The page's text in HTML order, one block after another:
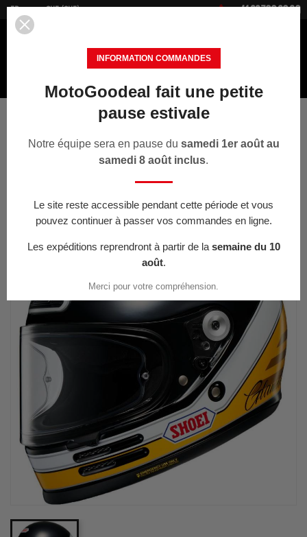
FR CHF (CHF) +41 22 700 20 30
-10%
INFORMATION COMMANDES
MotoGoodeal fait une petite
pause estivale
Notre équipe sera en pause du samedi 1er août au
samedi 8 août inclus.
Le site reste accessible pendant cette période et vous
pouvez continuer à passer vos commandes en ligne.
Les expéditions reprendront à partir de la semaine du 10
août.
Merci pour votre compréhension.